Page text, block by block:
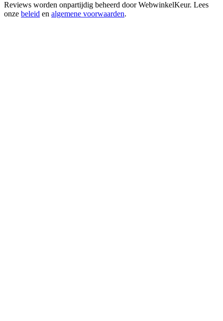
Reviews worden onpartijdig beheerd doorWebwinkelKeur. Lees
onze beleid en algemene voorwaarden.